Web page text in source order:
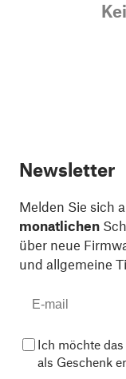
Newsletter
Melden Sie sich
monatlichen
über neue
und allgemeine
Ich möchte
als Geschenk